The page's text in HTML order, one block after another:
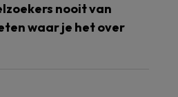
nooit van
waar je het over